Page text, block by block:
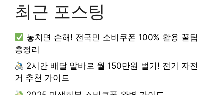
최근 포스팅
놓치면 손해! 전국민 소비쿠폰 100% 활용 꿀팁
총정리
2시간 배달 알바로 월 150만원 벌기! 전기 자전
거 추천 가이드